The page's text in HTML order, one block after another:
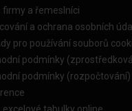
firmy a řemeslníci
a ochrana osobních
pro používání souborů
podmínky
podmínky (rozpočtování)